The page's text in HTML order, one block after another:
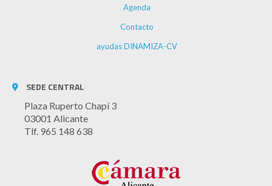
Agenda
Contacto
ayudas DINAMIZA-CV
SEDE CENTRAL
Plaza Ruperto Chapí 3
03001 Alicante
Tlf. 965 148 638